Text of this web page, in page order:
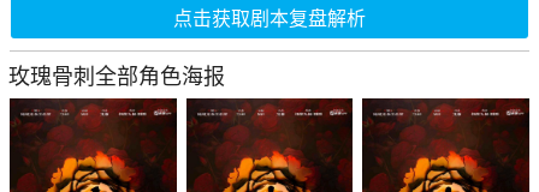
点击获取剧本复盘解析
玫瑰骨刺全部角色海报